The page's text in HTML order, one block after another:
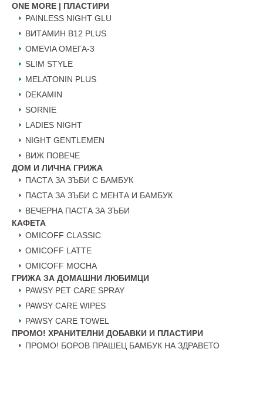
ONE MORE | ПЛАСТИРИ
PAINLESS NIGHT GLU
ВИТАМИН B12 PLUS
ОMEVIA ОМЕГА-3
SLIM STYLE
MELATONIN PLUS
DEKAMIN
SORNIE
LADIES NIGHT
NIGHT GENTLEMEN
ВИЖ ПОВЕЧЕ
ДОМ И ЛИЧНА ГРИЖА
ПАСТА ЗА ЗЪБИ С БАМБУК
ПАСТА ЗА ЗЪБИ С МЕНТА И БАМБУК
ВЕЧЕРНА ПАСТА ЗА ЗЪБИ
КАФЕТА
OMICOFF CLASSIC
OMICOFF LATTE
OMICOFF MOCHA
ГРИЖА ЗА ДОМАШНИ ЛЮБИМЦИ
PAWSY PET CARE SPRAY
PAWSY CARE WIPES
PAWSY CARE TOWEL
ПРОМО! ХРАНИТЕЛНИ ДОБАВКИ И ПЛАСТИРИ
ПРОМО! БОРОВ ПРАШЕЦ БАМБУК НА ЗДРАВЕТО